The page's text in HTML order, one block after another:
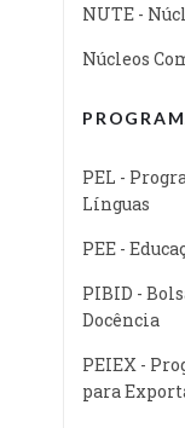
NUTE -
Núcleos
PEL -
Línguas
PEE -
PIBID -
Docência
PEIEX -
para